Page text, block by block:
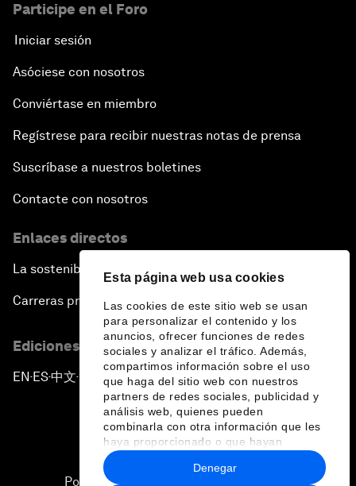
Esta página web usa cookies
Las cookies de este sitio web se usan
para personalizar el contenido y los
anuncios, ofrecer funciones de redes
sociales y analizar el tráfico. Además,
compartimos información sobre el uso
que haga del sitio web con nuestros
partners de redes sociales, publicidad y
análisis web, quienes pueden
combinarla con otra información que les
haya proporcionado o que hayan
recopilado a partir del uso que haya
hecho de sus servicios.
Denegar
Participe en el Foro
Iniciar sesión
Asóciese con nosotros
Conviértase en miembro
Regístrese para recibir nuestras notas de prensa
Suscríbase a nuestros boletines
Contacte con nosotros
Enlaces directos
La sostenibilidad en el Foro
Carreras profesionales
Ediciones en otros idiomas
EN ▪ ES▪中文▪ 日本語
Política de privacidad y normas de uso